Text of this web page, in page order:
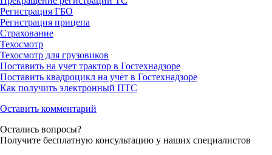
Регистрация ГБО
Регистрация прицепа
Страхование
Техосмотр
Техосмотр для грузовиков
Поставить на учет трактор в Гостехнадзоре
Поставить квадроцикл на учет в Гостехнадзоре
Как получить электронный ПТС
Оставить комментарий
Остались вопросы?
Получите бесплатную консультацию у наших специалистов